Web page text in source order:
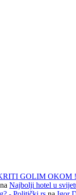
GOLIM OKOM
na Najbolji hotel u